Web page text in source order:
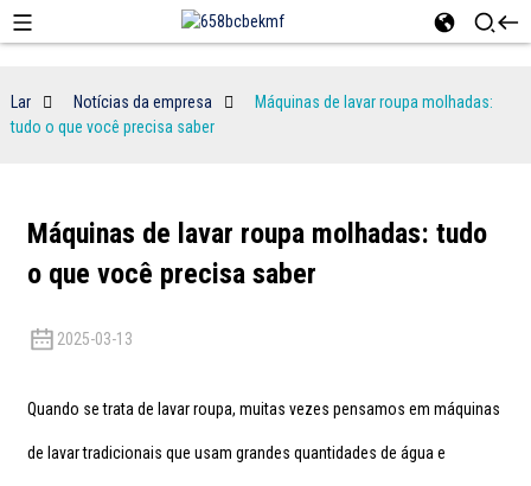
Lar Notícias da empresa
Máquinas de lavar roupa molhadas:
tudo o que você precisa saber
Máquinas de lavar roupa molhadas: tudo
o que você precisa saber
2025-03-13
Quando se trata de lavar roupa, muitas vezes pensamos em máquinas
de lavar tradicionais que usam grandes quantidades de água e